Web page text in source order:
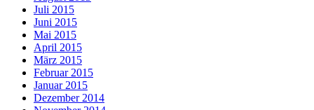
Juli 2015
Juni 2015
Mai 2015
April 2015
März 2015
Februar 2015
Januar 2015
Dezember 2014